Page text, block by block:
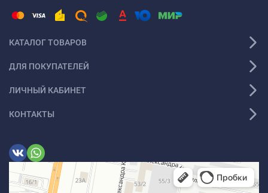
КАТАЛОГ ТОВАРОВ
ДЛЯ ПОКУПАТЕЛЕЙ
ЛИЧНЫЙ КАБИНЕТ
КОНТАКТЫ